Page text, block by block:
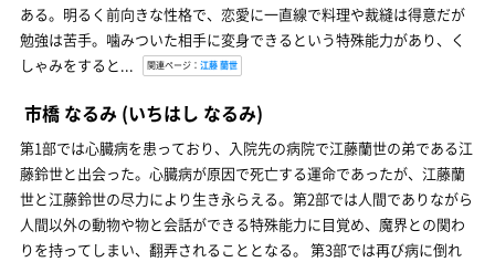
ある。明るく前向きな性格で、恋愛に一直線で料理や裁縫は得意だが
勉強は苦手。噛みついた相手に変身できるという特殊能力があり、く
しゃみをすると...
関連ページ： 江藤 蘭世
市橋 なるみ (いちはし なるみ)
第1部では心臓病を患っており、入院先の病院で江藤蘭世の弟である江
藤鈴世と出会った。心臓病が原因で死亡する運命であったが、江藤蘭
世と江藤鈴世の尽力により生き永らえる。第2部では人間でありながら
人間以外の動物や物と会話ができる特殊能力に目覚め、魔界との関わ
りを持ってしまい、翻弄されることとなる。 第3部では再び病に倒れ